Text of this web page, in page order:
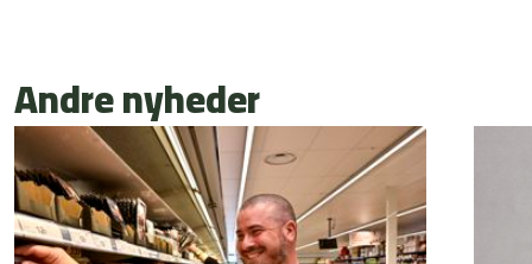
Andre nyheder